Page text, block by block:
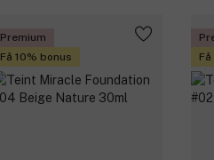
Premium
Få 10% bonus